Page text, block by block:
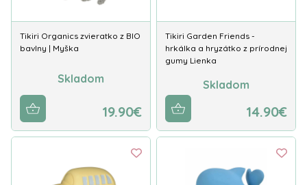
Tikiri Organics zvieratko z BIO
bavlny | Myška
Skladom
19.90€
Tikiri Garden Friends -
hrkálka a hryzátko z prírodnej
gumy Lienka
Skladom
14.90€